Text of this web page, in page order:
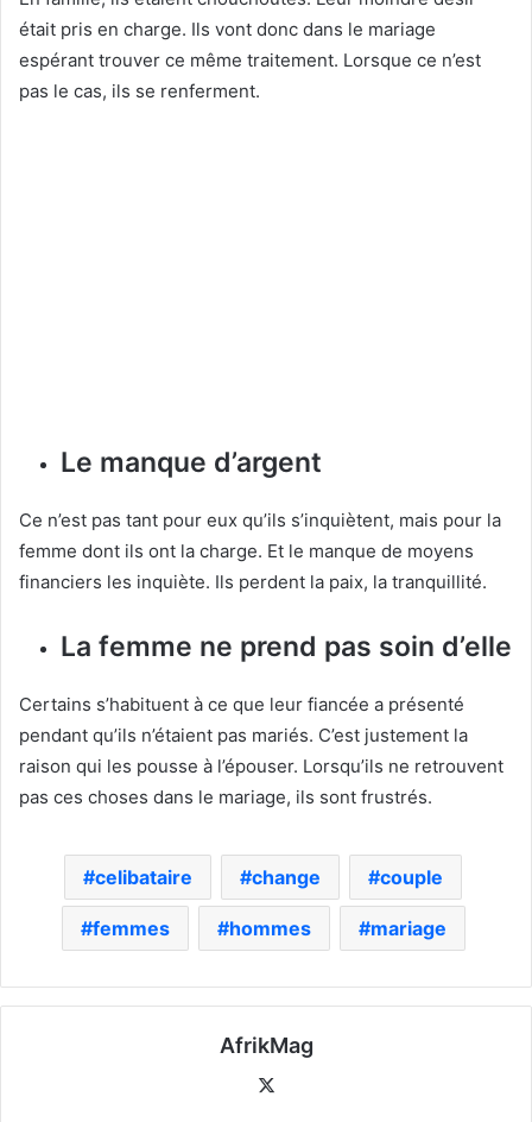
était pris en charge. Ils vont donc dans le mariage
espérant trouver ce même traitement. Lorsque ce n’est
pas le cas, ils se renferment.
Le manque d’argent
Ce n’est pas tant pour eux qu’ils s’inquiètent, mais pour la
femme dont ils ont la charge. Et le manque de moyens
financiers les inquiète. Ils perdent la paix, la tranquillité.
La femme ne prend pas soin d’elle
Certains s’habituent à ce que leur fiancée a présenté
pendant qu’ils n’étaient pas mariés. C’est justement la
raison qui les pousse à l’épouser. Lorsqu’ils ne retrouvent
pas ces choses dans le mariage, ils sont frustrés.
celibataire change couple
femmes hommes mariage
AfrikMag